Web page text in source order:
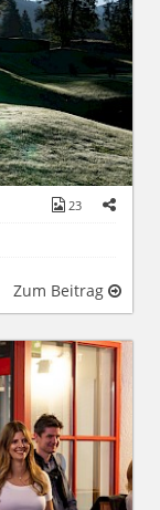
23
Zum Beitrag